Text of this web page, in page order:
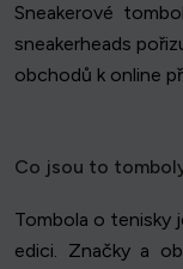
Sneakerové
sneakerheads
obchodů k online
Co jsou to
Tombola o tenisky
edici. Značky a